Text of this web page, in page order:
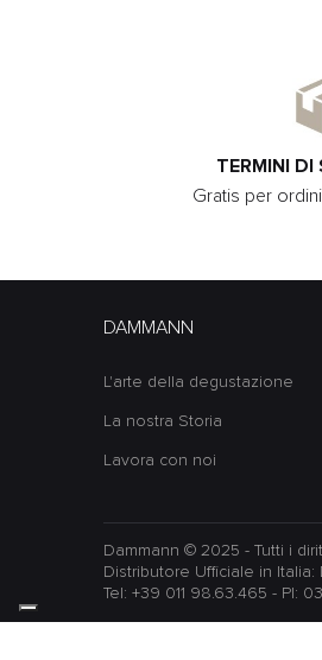
TERMINI DI
Gratis per
DAMMANN
L'arte della degustazione
La nostra Storia
Lavora con noi
Dammann © 2025 - Tutti i
Distributore Ufficiale in Italia:
Tel: +39 011 98.63.465 - PI: